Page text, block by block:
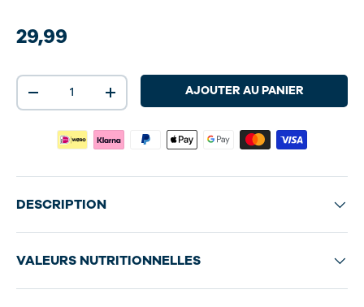
29,99
Qté
-
+ AJOUTER AU PANIER
DESCRIPTION
VALEURS NUTRITIONNELLES